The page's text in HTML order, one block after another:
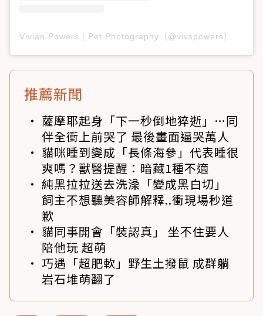
推薦新聞
薩摩耶起身「下一秒倒地猝逝」…同
伴全衝上前哭了 最後畫面逼哭萬人
貓咪睡到變成「長條海參」代表睡很
爽嗎？獸醫提醒：暗藏1種不適
純黑拉拉送去洗澡「變成黑白切」
飼主不想聽美容師解釋..衝現場秒道
歉
貓同事開會「裝認真」 坐不住要人
陪他玩 超萌
巧遇「超肥軟」野生土撥鼠 成群躺
岩石堆萌翻了